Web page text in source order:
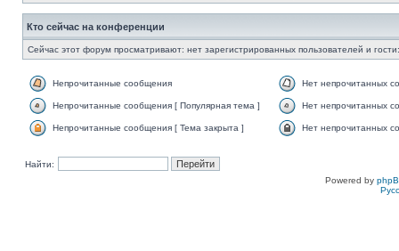
Кто сейчас на конференции
Сейчас этот форум просматривают: нет зарегистрированных пользователей и
Непрочитанные сообщения Нет непрочитанных
Непрочитанные сообщения [ Популярная тема ] Нет непрочитанных
Непрочитанные сообщения [ Тема закрыта ] Нет непрочитанных
Найти:
Powered by